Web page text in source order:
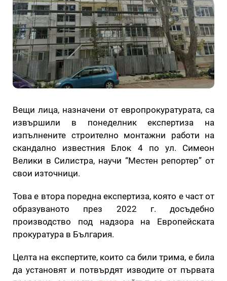
Вещи лица, назначени от европрокуратурата, са
извършили в понеделник експертиза на
изпълнените строително монтажни работи на
скандално известния Блок 4 по ул. Симеон
Велики в Силистра, научи “Местен репортер” от
свои източници.
Това е втора поредна експертиза, която е част от
образуваното през 2022 г. досъдебно
производство под надзора на Европейската
прокуратура в България.
Целта на експертите, които са били трима, е била
да установят и потвърдят изводите от първата